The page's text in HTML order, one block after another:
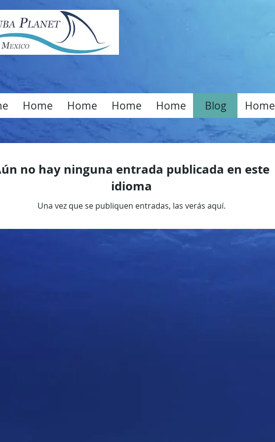
Home Home Home Home Blog Home
no hay ninguna entrada publicada en este
idioma
Una vez que se publiquen entradas, las verás aquí.